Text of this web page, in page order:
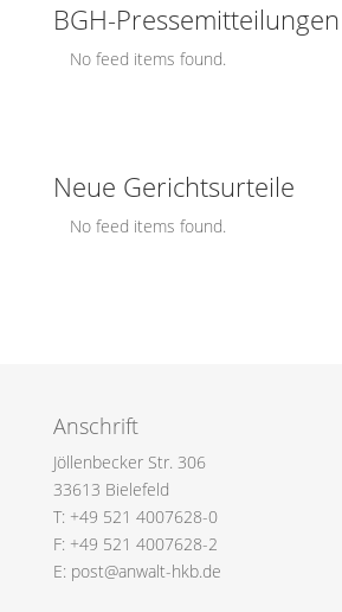
BGH-Pressemitteilungen
No feed items found.
Neue Gerichtsurteile
No feed items found.
Anschrift
Jöllenbecker Str. 306
33613 Bielefeld
T: +49 521 4007628-0
F: +49 521 4007628-2
E: post@anwalt-hkb.de